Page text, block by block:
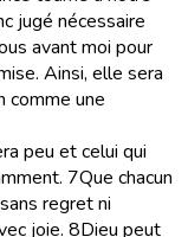
jugé nécessaire
avant moi pour
Ainsi, elle sera
comme une
peu et celui qui
7Que chacun
regret ni
joie. 8Dieu peut